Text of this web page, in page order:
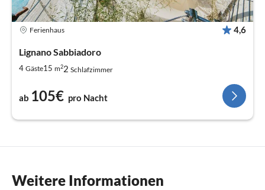
Ferienhaus 4,6
Lignano Sabbiadoro
4 Gäste15 m22 Schlafzimmer
ab 105€ pro Nacht
Weitere Informationen